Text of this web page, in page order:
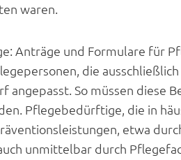
waren.
Anträge und Formulare für
die
So müssen diese
Pflegebedürftige, die in
etwa
unmittelbar durch